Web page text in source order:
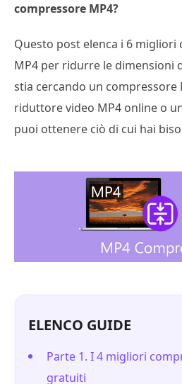
compressore MP4?
Questo post elenca i 6
MP4 per ridurre le dimensioni
stia cercando un compressore
riduttore video MP4 online o
puoi ottenere ciò di cui hai
ELENCO GUIDE
Parte 1. I 4 migliori
gratuiti